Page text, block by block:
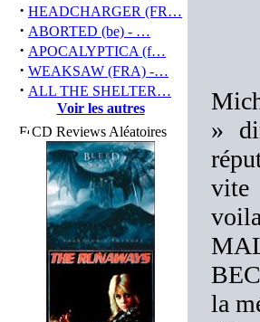
· HEADCHARGER (FR…
· ABORTED (be) - …
· APOCALYPTICA (f…
· WEAKSAW (FRA) -…
· ALL THE SHELTER…
Voir les autres
CD Reviews Aléatoires
»
vite
la